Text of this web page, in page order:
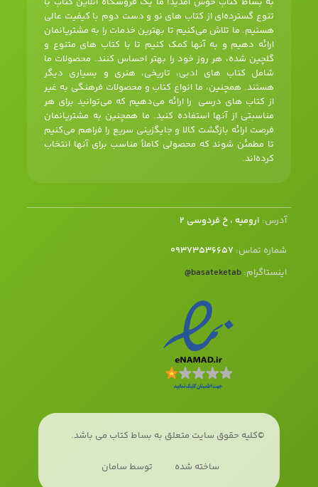
تنوع گسترده‌ای از کتاب های نو و دست دوم با کیفیت عالی
هستیم. ما تلاش می‌کنیم تا بهترین خدمات را به مشتریانمان
ارائه دهیم و به آنها کمک کنیم تا با کتاب های متنوع و
گلچین شده، هر روز خود را بهتر احساس کنند. محصولات ما
شامل کتاب های ادبی، تاریخی، هنری و بسیاری دیگر
هستند. همچنین، ما انواع کتاب و محصولات فرهنگی به غیر
از کتاب های درسی را ارائه می‌دهیم که می‌توانید برای هر
مناسبتی از آنها استفاده کنید. ما همچنین به مشتریانمان
فرصت ارائه بازگشت کالا و جایگزینی سریع را فراهم می‌کنیم
تا مطمئن شوند که محصولی کاملاً مناسب برای آنها انتخاب
کرده‌اند.
آدرس: ارومیه ، خ فردوسی 2
شماره تماس: 09373536657
اینستاگرام: basateketab
@
©کلیه حقوق سایت متعلق به بساط کتاب می باشد.
ساخته شده توسط سامان